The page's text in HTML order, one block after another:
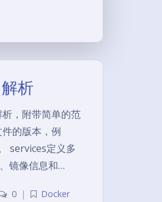
析
，附带简单的范
的版本，例
services定义多
镜像信息和…
0 |
Docker